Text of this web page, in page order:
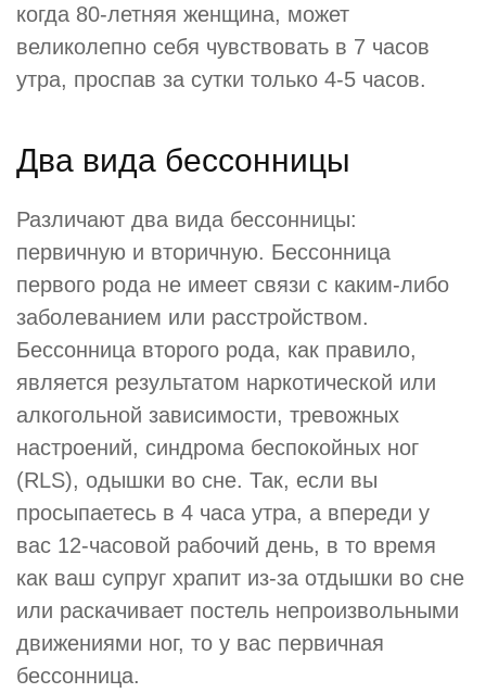
когда 80-летняя женщина, может
великолепно себя чувствовать в 7 часов
утра, проспав за сутки только 4-5 часов.
Два вида бессонницы
Различают два вида бессонницы:
первичную и вторичную. Бессонница
первого рода не имеет связи с каким-либо
заболеванием или расстройством.
Бессонница второго рода, как правило,
является результатом наркотической или
алкогольной зависимости, тревожных
настроений, синдрома беспокойных ног
(RLS), одышки во сне. Так, если вы
просыпаетесь в 4 часа утра, а впереди у
вас 12-часовой рабочий день, в то время
как ваш супруг храпит из-за отдышки во сне
или раскачивает постель непроизвольными
движениями ног, то у вас первичная
бессонница.